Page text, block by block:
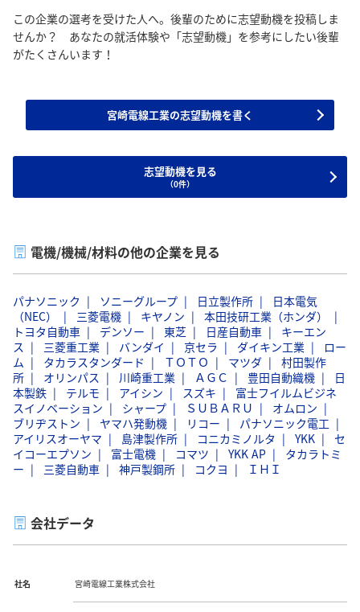
この企業の選考を受けた人へ。後輩のために志望動機を投稿しま
せんか？ あなたの就活体験や「志望動機」を参考にしたい後輩
がたくさんいます！
宮崎電線工業の志望動機を書く
志望動機を見る
（0件）
電機/機械/材料の他の企業を見る
パナソニック ソニーグループ 日立製作所
日本電気
（NEC）
三菱電機 キヤノン
本田技研工業（ホンダ）
トヨタ自動車
デンソー 東芝 日産自動車
キーエン
ス
三菱重工業 バンダイ 京セラ ダイキン工業
ロー
ム
タカラスタンダード ＴＯＴＯ マツダ
村田製作
所
オリンパス 川崎重工業 ＡＧＣ 豊田自動織機
日
本製鉄
テルモ アイシン スズキ
富士フイルムビジネ
スイノベーション
シャープ ＳＵＢＡＲＵ
オムロン
ブリヂストン
ヤマハ発動機 リコー
パナソニック電工
アイリスオーヤマ
島津製作所 コニカミノルタ YKK
セ
イコーエプソン
富士電機 コマツ YKK AP
タカラトミ
ー
三菱自動車 神戸製鋼所 コクヨ ＩＨＩ
会社データ
社名 宮崎電線工業株式会社